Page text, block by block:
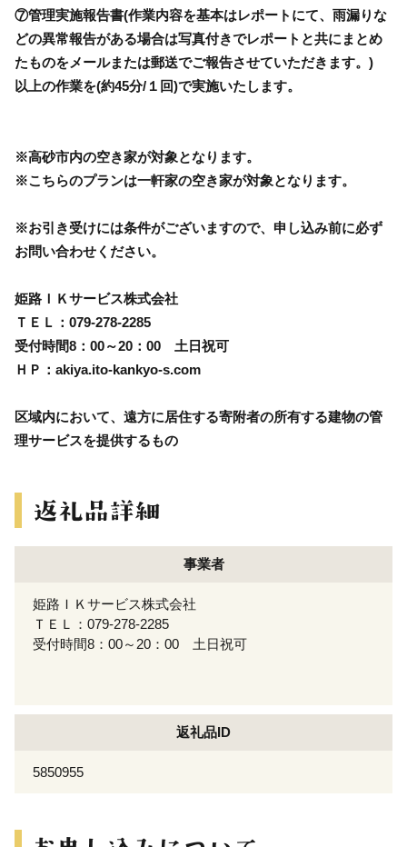
⑦管理実施報告書(作業内容を基本はレポートにて、雨漏りな
どの異常報告がある場合は写真付きでレポートと共にまとめ
たものをメールまたは郵送でご報告させていただきます。)
以上の作業を(約45分/１回)で実施いたします。
※高砂市内の空き家が対象となります。
※こちらのプランは一軒家の空き家が対象となります。
※お引き受けには条件がございますので、申し込み前に必ず
お問い合わせください。
姫路ＩＫサービス株式会社
ＴＥＬ：079-278-2285
受付時間8：00～20：00 土日祝可
ＨＰ：akiya.ito-kankyo-s.com
区域内において、遠方に居住する寄附者の所有する建物の管
理サービスを提供するもの
事業者
姫路ＩＫサービス株式会社
ＴＥＬ：079-278-2285
受付時間8：00～20：00 土日祝可
返礼品ID
5850955